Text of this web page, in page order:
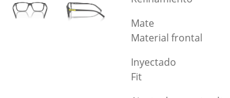
Mate
Material frontal
Inyectado
Fit